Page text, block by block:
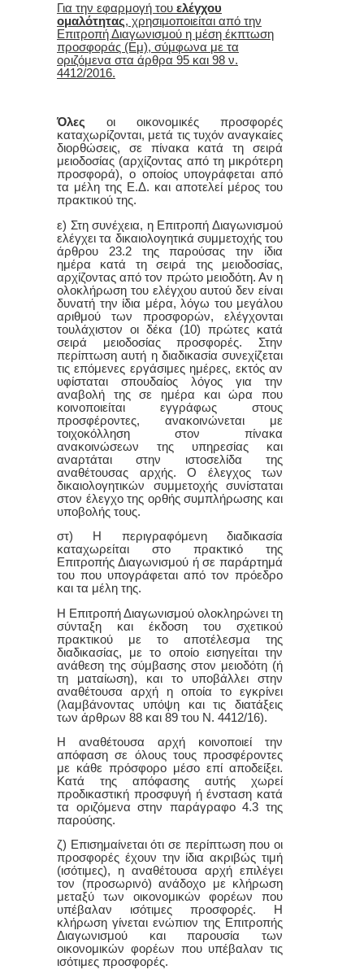
Για την εφαρμογή του ελέγχου
ομαλότητας, χρησιμοποιείται από την
Επιτροπή Διαγωνισμού η μέση έκπτωση
προσφοράς (Εμ), σύμφωνα με τα
οριζόμενα στα άρθρα 95 και 98 ν.
4412/2016.
Όλες οι οικονομικές προσφορές
καταχωρίζονται, μετά τις τυχόν αναγκαίες
διορθώσεις, σε πίνακα κατά τη σειρά
μειοδοσίας (αρχίζοντας από τη μικρότερη
προσφορά), ο οποίος υπογράφεται από
τα μέλη της Ε.Δ. και αποτελεί μέρος του
πρακτικού της.
ε) Στη συνέχεια, η Επιτροπή Διαγωνισμού
ελέγχει τα δικαιολογητικά συμμετοχής του
άρθρου 23.2 της παρούσας την ίδια
ημέρα κατά τη σειρά της μειοδοσίας,
αρχίζοντας από τον πρώτο μειοδότη. Αν η
ολοκλήρωση του ελέγχου αυτού δεν είναι
δυνατή την ίδια μέρα, λόγω του μεγάλου
αριθμού των προσφορών, ελέγχονται
τουλάχιστον οι δέκα (10) πρώτες κατά
σειρά μειοδοσίας προσφορές. Στην
περίπτωση αυτή η διαδικασία συνεχίζεται
τις επόμενες εργάσιμες ημέρες, εκτός αν
υφίσταται σπουδαίος λόγος για την
αναβολή της σε ημέρα και ώρα που
κοινοποιείται εγγράφως στους
προσφέροντες, ανακοινώνεται με
τοιχοκόλληση στον πίνακα
ανακοινώσεων της υπηρεσίας και
αναρτάται στην ιστοσελίδα της
αναθέτουσας αρχής. Ο έλεγχος των
δικαιολογητικών συμμετοχής συνίσταται
στον έλεγχο της ορθής συμπλήρωσης και
υποβολής τους.
στ) Η περιγραφόμενη διαδικασία
καταχωρείται στο πρακτικό της
Επιτροπής Διαγωνισμού ή σε παράρτημά
του που υπογράφεται από τον πρόεδρο
και τα μέλη της.
Η Επιτροπή Διαγωνισμού ολοκληρώνει τη
σύνταξη και έκδοση του σχετικού
πρακτικού με το αποτέλεσμα της
διαδικασίας, με το οποίο εισηγείται την
ανάθεση της σύμβασης στον μειοδότη (ή
τη ματαίωση), και το υποβάλλει στην
αναθέτουσα αρχή η οποία το εγκρίνει
(λαμβάνοντας υπόψη και τις διατάξεις
των άρθρων 88 και 89 του Ν. 4412/16).
Η αναθέτουσα αρχή κοινοποιεί την
απόφαση σε όλους τους προσφέροντες
με κάθε πρόσφορο μέσο επί αποδείξει.
Κατά της απόφασης αυτής χωρεί
προδικαστική προσφυγή ή ένσταση κατά
τα οριζόμενα στην παράγραφο 4.3 της
παρούσης.
ζ) Επισημαίνεται ότι σε περίπτωση που οι
προσφορές έχουν την ίδια ακριβώς τιμή
(ισότιμες), η αναθέτουσα αρχή επιλέγει
τον (προσωρινό) ανάδοχο με κλήρωση
μεταξύ των οικονομικών φορέων που
υπέβαλαν ισότιμες προσφορές. Η
κλήρωση γίνεται ενώπιον της Επιτροπής
Διαγωνισμού και παρουσία των
οικονομικών φορέων που υπέβαλαν τις
ισότιμες προσφορές.